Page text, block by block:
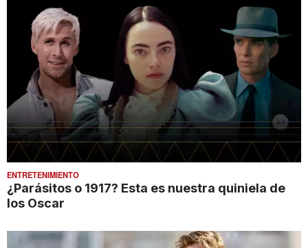
ENTRETENIMIENTO
¿Parásitos o 1917? Esta es nuestra quiniela de
los Oscar